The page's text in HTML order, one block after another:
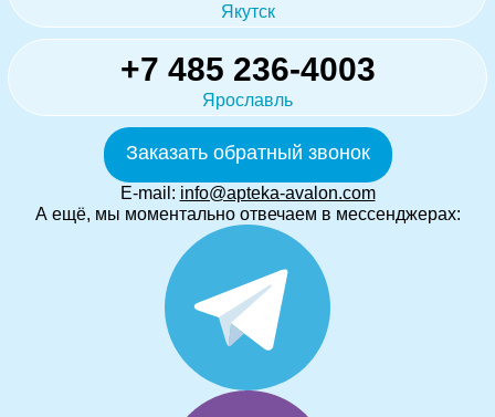
Якутск
+7 485 236-4003
Ярославль
Заказать обратный звонок
E-mail: info@apteka-avalon.com
А ещё, мы моментально отвечаем в мессенджерах: